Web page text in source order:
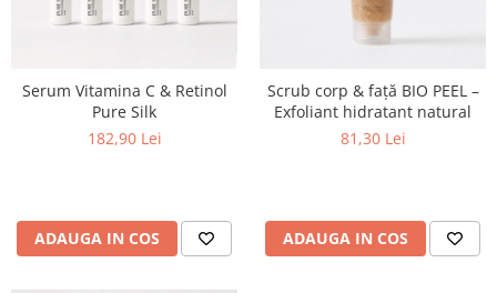
Serum Vitamina C & Retinol
Pure Silk
182,90 Lei
ADAUGA IN COS
Scrub corp & față BIO PEEL –
Exfoliant hidratant natural
81,30 Lei
ADAUGA IN COS